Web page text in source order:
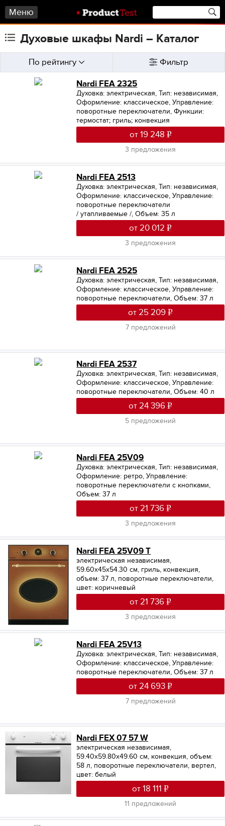
Меню
Духовые шкафы Nardi – Каталог
По рейтингу Фильтр
Nardi FEA 2325
Духовка: электрическая,Тип: независимая,
Оформление: классическое,Управление:
поворотные переключатели,Функции:
термостат; гриль; конвекция
от 19 248
3 предложения
Nardi FEA 2513
Духовка: электрическая,Тип: независимая,
Оформление: классическое,Управление:
поворотные переключатели
/ утапливаемые /,Объем: 35 л
от 20 012
3 предложения
Nardi FEA 2525
Духовка: электрическая,Тип: независимая,
Оформление: классическое,Управление:
поворотные переключатели,Объем: 37 л
от 25 209
7 предложений
Nardi FEA 2537
Духовка: электрическая,Тип: независимая,
Оформление: классическое,Управление:
поворотные переключатели,Объем: 40 л
от 24 396
5 предложений
Nardi FEA 25V09
Духовка: электрическая,Тип: независимая,
Оформление: ретро,Управление:
поворотные переключатели с кнопками,
Объем: 37 л
от 21 736
3 предложения
Nardi FEA 25V09 T
электрическая независимая,
59.60х45х54.30 см, гриль, конвекция,
объем: 37 л, поворотные переключатели,
цвет: коричневый
от 21 736
3 предложения
Nardi FEA 25V13
Духовка: электрическая,Тип: независимая,
Оформление: классическое,Управление:
поворотные переключатели,Объем: 37 л
от 24 693
7 предложений
Nardi FEX 07 57 W
электрическая независимая,
59.40х59.80х49.60 см, конвекция, объем:
58 л, поворотные переключатели, вертел,
цвет: белый
от 18 111
11 предложений